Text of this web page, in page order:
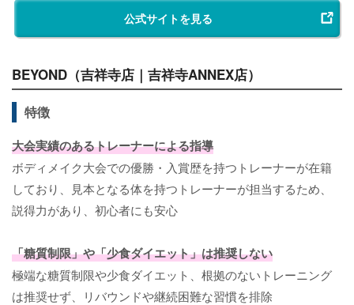
公式サイトを見る
BEYOND（吉祥寺店｜吉祥寺ANNEX店）
特徴
大会実績のあるトレーナーによる指導
ボディメイク大会での優勝・入賞歴を持つトレーナーが在籍
しており、見本となる体を持つトレーナーが担当するため、
説得力があり、初心者にも安心
「糖質制限」や「少食ダイエット」は推奨しない
極端な糖質制限や少食ダイエット、根拠のないトレーニング
は推奨せず、リバウンドや継続困難な習慣を排除